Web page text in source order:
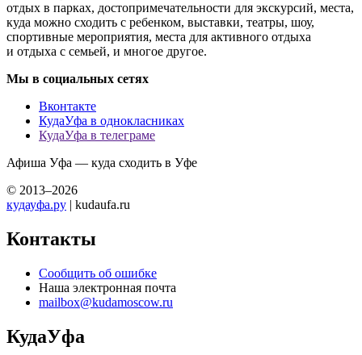
отдых в парках, достопримечательности для экскурсий, места,
куда можно сходить с ребенком, выставки, театры, шоу,
спортивные мероприятия, места для активного отдыха
и отдыха с семьей, и многое другое.
Мы в социальных сетях
Вконтакте
КудаУфа в однокласниках
КудаУфа в телеграме
Афиша Уфа — куда сходить в Уфе
© 2013–2026
кудауфа.ру | kudaufa.ru
Контакты
Сообщить об ошибке
Наша электронная почта
mailbox@kudamoscow.ru
КудаУфа